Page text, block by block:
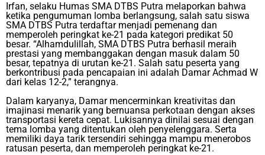
Irfan, selaku Humas SMA DTBS Putra melaporkan bahwa
ketika pengumuman lomba berlangsung, salah satu siswa
SMA DTBS Putra terdaftar menjadi pemenang dan
memperoleh peringkat ke-21 pada kategori predikat 50
besar. “Alhamdulillah, SMA DTBS Putra berhasil meraih
prestasi yang membanggakan dengan masuk dalam 50
besar, tepatnya di urutan ke-21. Salah satu peserta yang
berkontribusi pada pencapaian ini adalah Damar Achmad W
dari kelas 12-2,” terangnya.
Dalam karyanya, Damar mencerminkan kreativitas dan
imajinasi menarik yang bernuansa perkotaan dengan akses
transportasi kereta cepat. Lukisannya dinilai sesuai dengan
tema lomba yang ditentukan oleh penyelenggara. Serta
memiliki daya tarik tersendiri sehingga mampu menerobos
ratusan peserta, dan memperoleh peringkat ke-21.